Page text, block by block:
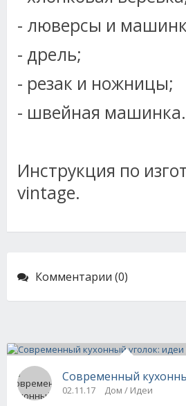
- люверсы и
- дрель;
- резак и ножницы;
- швейная машинка.
Инструкция по
vintage.
Комментарии (0)
Современный
02.11.17 Дом / Идеи